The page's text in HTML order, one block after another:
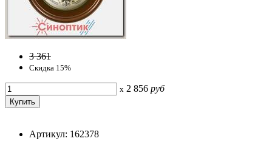
3 361
Скидка 15%
x 2 856 руб
Артикул: 162378